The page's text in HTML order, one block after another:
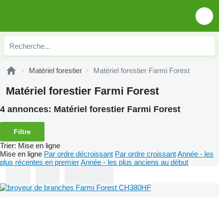
Matériel forestier Matériel forestier Farmi Forest
Matériel forestier Farmi Forest
4 annonces: Matériel forestier Farmi Forest
Filtre
Trier: Mise en ligne
Mise en ligne Par ordre décroissant Par ordre croissantAnnée - les
plus récentes en premierAnnée - les plus anciens au début